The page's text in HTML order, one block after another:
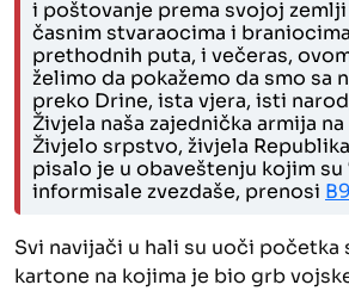
i poštovanje prema svojoj
časnim stvaraocima i
prethodnih puta, i večeras,
želimo da pokažemo da smo sa
preko Drine, ista vjera, isti
Živjela naša zajednička armija
Živjelo srpstvo, živjela
pisalo je u obaveštenju kojim su
informisale zvezdaše, prenosi
Svi navijači u hali su uoči
kartone na kojima je bio grb